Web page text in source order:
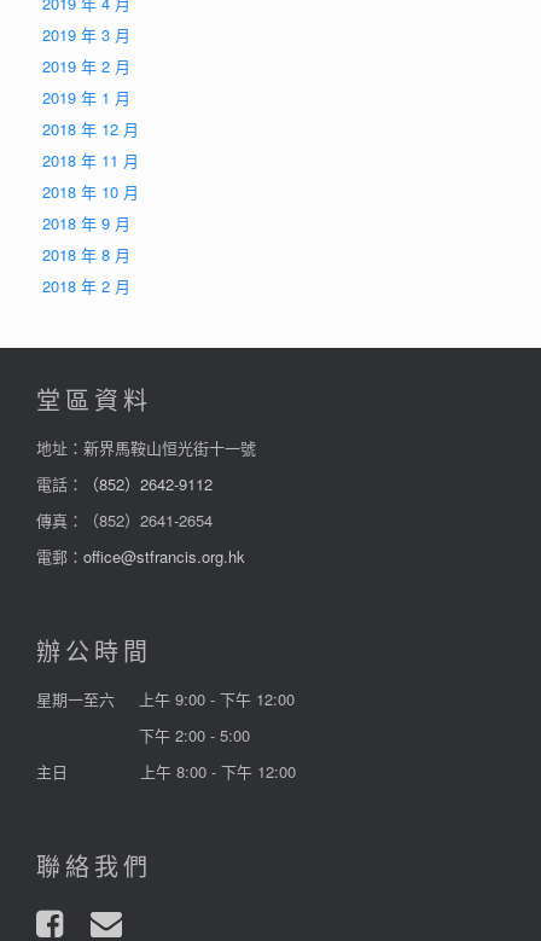
2019 年 3 月
2019 年 2 月
2019 年 1 月
2018 年 12 月
2018 年 11 月
2018 年 10 月
2018 年 9 月
2018 年 8 月
2018 年 2 月
堂區資料
地址：新界馬鞍山恒光街十一號
電話：
（852）2642-9112
傳真：（852）2641-2654
電郵： office@stfrancis.org.hk
辦公時間
星期一至六
上午 9:00 - 下午 12:00
下午 2:00 - 5:00
主日
上午 8:00 - 下午 12:00
聯絡我們